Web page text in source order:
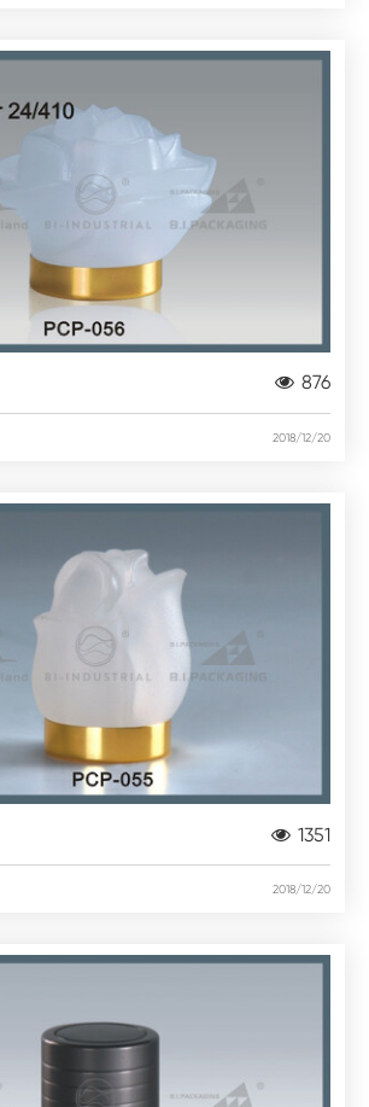
876
2018/12/20
1351
2018/12/20